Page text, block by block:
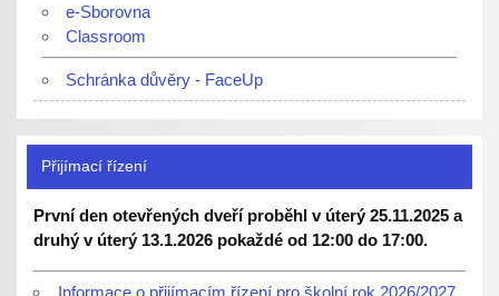
e-Sborovna
Classroom
Schránka důvěry - FaceUp
Přijímací řízení
První den otevřených dveří proběhl v úterý 25.11.2025 a
druhý v úterý 13.1.2026 pokaždé od 12:00 do 17:00.